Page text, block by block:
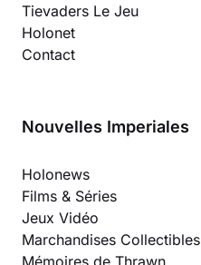
Tievaders Le Jeu
Holonet
Contact
Nouvelles Imperiales
Holonews
Films & Séries
Jeux Vidéo
Marchandises Collectibles